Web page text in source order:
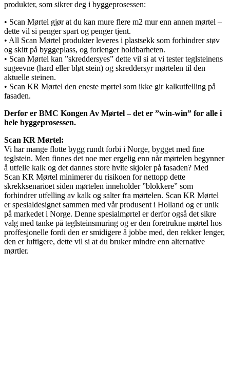
produkter, som sikrer deg i byggeprosessen:
• Scan Mørtel gjør at du kan mure flere m2 mur enn annen mørtel –
dette vil si penger spart og penger tjent.
• All Scan Mørtel produkter leveres i plastsekk som forhindrer støv
og skitt på byggeplass, og forlenger holdbarheten.
• Scan Mørtel kan ”skreddersyes” dette vil si at vi tester teglsteinens
sugeevne (hard eller bløt stein) og skreddersyr mørtelen til den
aktuelle steinen.
• Scan KR Mørtel den eneste mørtel som ikke gir kalkutfelling på
fasaden.
Derfor er BMC Kongen Av Mørtel – det er ”win-win” for alle i
hele byggeprosessen.
Scan KR Mørtel:
Vi har mange flotte bygg rundt forbi i Norge, bygget med fine
teglstein. Men finnes det noe mer ergelig enn når mørtelen begynner
å utfelle kalk og det dannes store hvite skjoler på fasaden? Med
Scan KR Mørtel minimerer du risikoen for nettopp dette
skrekksenarioet siden mørtelen inneholder ”blokkere” som
forhindrer utfelling av kalk og salter fra mørtelen. Scan KR Mørtel
er spesialdesignet sammen med vår produsent i Holland og er unik
på markedet i Norge. Denne spesialmørtel er derfor også det sikre
valg med tanke på teglsteinsmuring og er den foretrukne mørtel hos
proffesjonelle fordi den er smidigere å jobbe med, den rekker lenger,
den er luftigere, dette vil si at du bruker mindre enn alternative
mørtler.